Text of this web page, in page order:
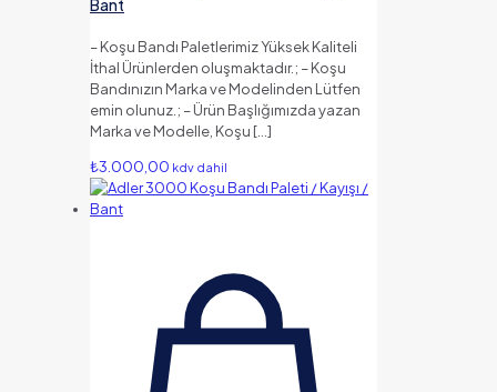
Bant
– Koşu Bandı Paletlerimiz Yüksek Kaliteli
İthal Ürünlerden oluşmaktadır.; – Koşu
Bandınızın Marka ve Modelinden Lütfen
emin olunuz.; – Ürün Başlığımızda yazan
Marka ve Modelle, Koşu […]
₺3.000,00 kdv dahil